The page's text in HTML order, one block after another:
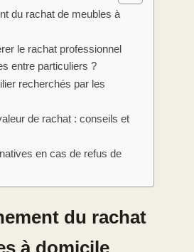
du rachat de meubles à
le rachat professionnel
entre particuliers ?
recherchés par les
de rachat : conseils et
en cas de refus de
du rachat
à domicile